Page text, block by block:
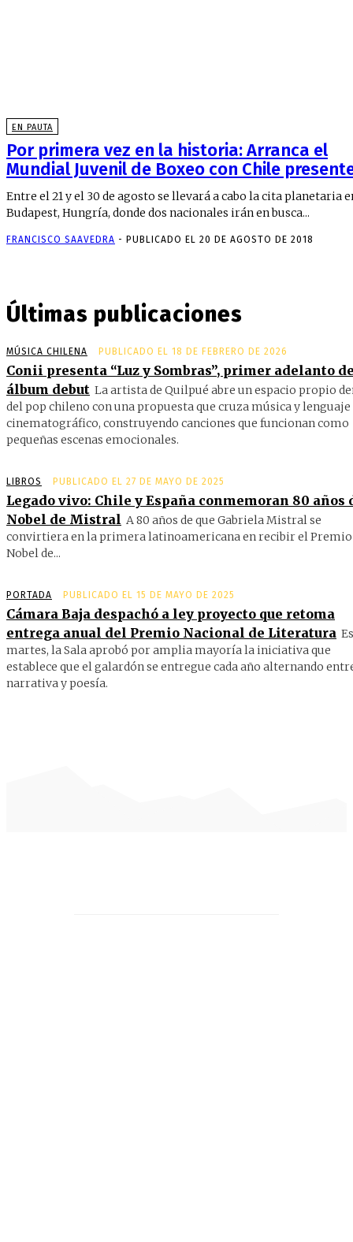
EN PAUTA
Por primera vez en la historia: Arranca el
Mundial Juvenil de Boxeo con Chile
Entre el 21 y el 30 de agosto se llevará a cabo la cita planetaria
Budapest, Hungría, donde dos nacionales irán en busca...
FRANCISCO SAAVEDRA - PUBLICADO EL 20 DE AGOSTO DE 2018
Últimas publicaciones
MÚSICA CHILENA PUBLICADO EL 18 DE FEBRERO DE 2026
Conii presenta “Luz y Sombras”, primer adelanto
álbum debut La artista de Quilpué abre un espacio propio
del pop chileno con una propuesta que cruza música y lenguaje
cinematográfico, construyendo canciones que funcionan como
pequeñas escenas emocionales.
LIBROS PUBLICADO EL 27 DE MAYO DE 2025
Legado vivo: Chile y España conmemoran 80 años
Nobel de Mistral A 80 años de que Gabriela Mistral se
convirtiera en la primera latinoamericana en recibir el Premio
Nobel de...
PORTADA PUBLICADO EL 15 DE MAYO DE 2025
Cámara Baja despachó a ley proyecto que retoma
entrega anual del Premio Nacional de Literatura
martes, la Sala aprobó por amplia mayoría la iniciativa que
establece que el galardón se entregue cada año alternando
narrativa y poesía.